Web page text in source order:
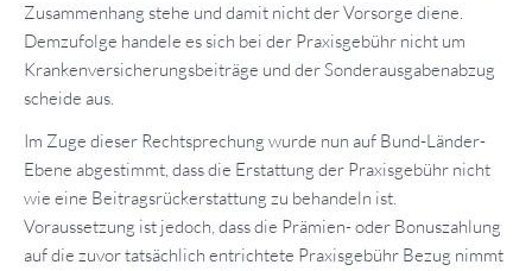
Zusammenhang stehe und damit nicht der Vorsorge diene.
Demzufolge handele es sich bei der Praxisgebühr nicht um
Krankenversicherungsbeiträge und der Sonderausgabenabzug
scheide aus.
Im Zuge dieser Rechtsprechung wurde nun auf Bund-Länder-
Ebene abgestimmt, dass die Erstattung der Praxisgebühr nicht
wie eine Beitragsrückerstattung zu behandeln ist.
Voraussetzung ist jedoch, dass die Prämien- oder Bonuszahlung
auf die zuvor tatsächlich entrichtete Praxisgebühr Bezug nimmt